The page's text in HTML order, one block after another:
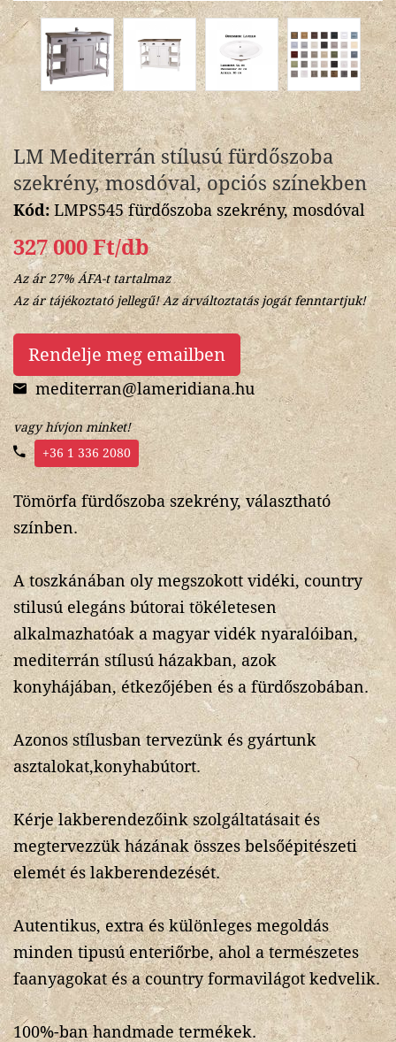
LM Mediterrán stílusú fürdőszoba
szekrény, mosdóval, opciós színekben
Kód:LMPS545 fürdőszoba szekrény, mosdóval
327 000 Ft/db
Az ár 27% ÁFA-t tartalmaz
Az ár tájékoztató jellegű! Az árváltoztatás jogát fenntartjuk!
Rendelje meg emailben
mediterran@lameridiana.hu
vagy hívjon minket!
+36 1 336 2080
Tömörfa fürdőszoba szekrény, választható
színben.
A toszkánában oly megszokott vidéki, country
stilusú elegáns bútorai tökéletesen
alkalmazhatóak a magyar vidék nyaralóiban,
mediterrán stílusú házakban, azok
konyhájában, étkezőjében és a fürdőszobában.
Azonos stílusban tervezünk és gyártunk
asztalokat,konyhabútort.
Kérje lakberendezőink szolgáltatásait és
megtervezzük házának összes belsőépitészeti
elemét és lakberendezését.
Autentikus, extra és különleges megoldás
minden tipusú enteriőrbe, ahol a természetes
faanyagokat és a country formavilágot kedvelik.
100%-ban handmade termékek.